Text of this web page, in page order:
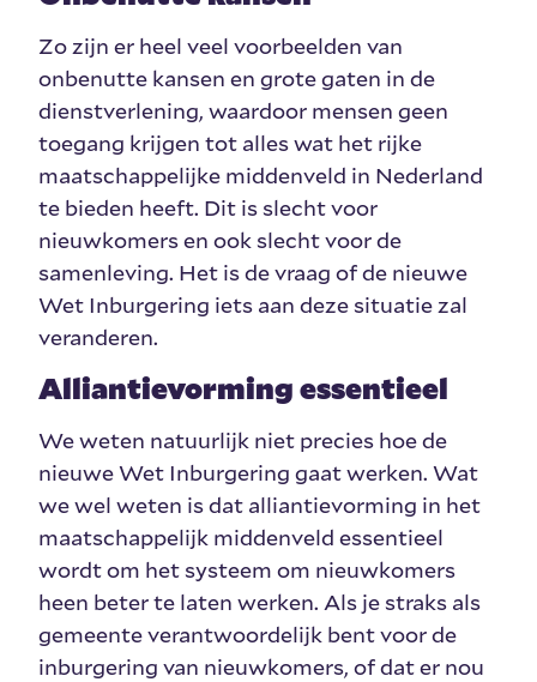
Zo zijn er heel veel voorbeelden van
onbenutte kansen en grote gaten in de
dienstverlening, waardoor mensen geen
toegang krijgen tot alles wat het rijke
maatschappelijke middenveld in Nederland
te bieden heeft. Dit is slecht voor
nieuwkomers en ook slecht voor de
samenleving. Het is de vraag of de nieuwe
Wet Inburgering iets aan deze situatie zal
veranderen.
Alliantievorming essentieel
We weten natuurlijk niet precies hoe de
nieuwe Wet Inburgering gaat werken. Wat
we wel weten is dat alliantievorming in het
maatschappelijk middenveld essentieel
wordt om het systeem om nieuwkomers
heen beter te laten werken. Als je straks als
gemeente verantwoordelijk bent voor de
inburgering van nieuwkomers, of dat er nou